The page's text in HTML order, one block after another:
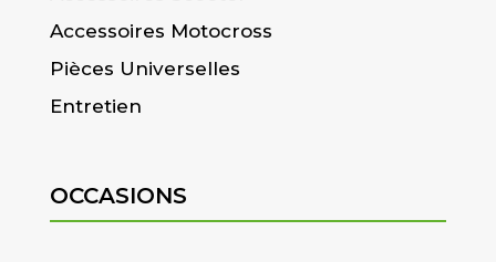
Accessoires Motocross
Pièces Universelles
Entretien
OCCASIONS